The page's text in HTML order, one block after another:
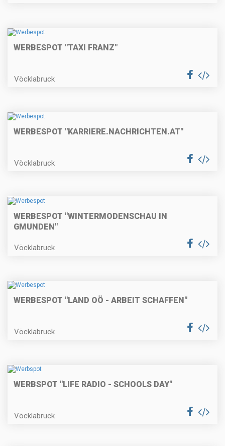
WERBESPOT "TAXI FRANZ"
Vöcklabruck
WERBESPOT "KARRIERE.NACHRICHTEN.AT"
Vöcklabruck
WERBESPOT "WINTERMODENSCHAU IN
GMUNDEN"
Vöcklabruck
WERBESPOT "LAND OÖ - ARBEIT SCHAFFEN"
Vöcklabruck
WERBSPOT "LIFE RADIO - SCHOOLS DAY"
Vöcklabruck